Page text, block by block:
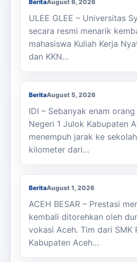
BeritaAugust 6, 2026
ULEE GLEE – Universitas
secara resmi menarik
mahasiswa Kuliah Kerja
dan KKN…
Berjalan Kaki ke Sekolah,
SMAN 1 Julok Butuh
BeritaAugust 5, 2026
IDI – Sebanyak enam
Negeri 1 Julok Kabupaten
menempuh jarak ke
kilometer dari…
Membanggakan, Siswa
Raih Juara LKS Nasional
BeritaAugust 1, 2026
ACEH BESAR – Prestasi
kembali ditorehkan oleh
vokasi Aceh. Tim dari SMK
Kabupaten Aceh…
Kasi Cabdisdik Kabupaten
Antar Tugas Kepala SMKN